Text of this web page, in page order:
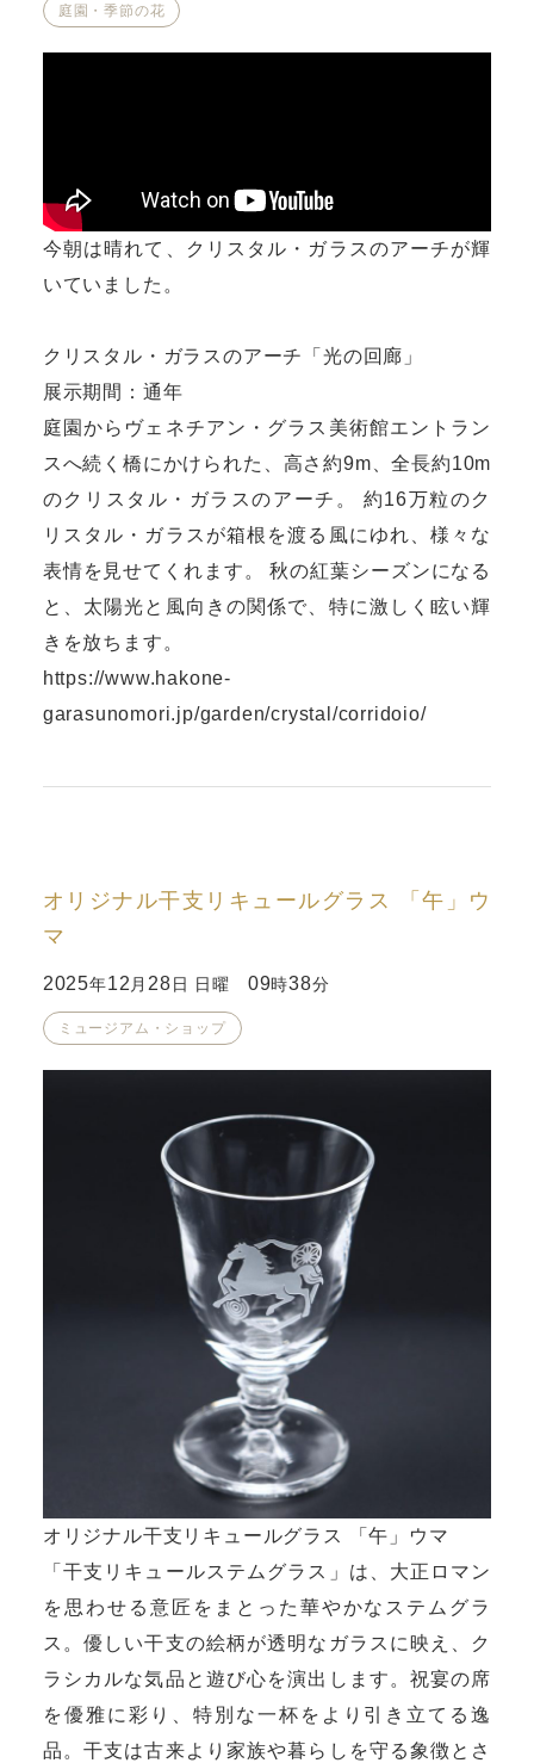
庭園・季節の花
今朝は晴れて、クリスタル・ガラスのアーチが輝
いていました。
クリスタル・ガラスのアーチ「光の回廊」
展示期間：通年
庭園からヴェネチアン・グラス美術館エントラン
スへ続く橋にかけられた、高さ約9m、全長約10m
のクリスタル・ガラスのアーチ。 約16万粒のク
リスタル・ガラスが箱根を渡る風にゆれ、様々な
表情を見せてくれます。 秋の紅葉シーズンになる
と、太陽光と風向きの関係で、特に激しく眩い輝
きを放ちます。
https://www.hakone-
garasunomori.jp/garden/crystal/corridoio/
オリジナル干支リキュールグラス 「午」ウ
マ
2025年12 月 28 日 日曜 09時38分
ミュージアム・ショップ
オリジナル干支リキュールグラス 「午」ウマ
「干支リキュールステムグラス」は、大正ロマン
を思わせる意匠をまとった華やかなステムグラ
ス。優しい干支の絵柄が透明なガラスに映え、ク
ラシカルな気品と遊び心を演出します。祝宴の席
を優雅に彩り、特別な一杯をより引き立てる逸
品。干支は古来より家族や暮らしを守る象徴とさ